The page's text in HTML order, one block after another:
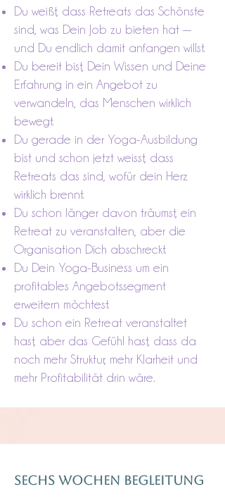
Du weißt, dass Retreats das Schönste
sind, was Dein Job zu bieten hat —
und Du endlich damit anfangen willst.
Du bereit bist, Dein Wissen und Deine
Erfahrung in ein Angebot zu
verwandeln, das Menschen wirklich
bewegt.
Du gerade in der Yoga-Ausbildung
bist und schon jetzt weisst, dass
Retreats das sind, wofür dein Herz
wirklich brennt.
Du schon länger davon träumst, ein
Retreat zu veranstalten, aber die
Organisation Dich abschreckt.
Du Dein Yoga-Business um ein
profitables Angebotssegment
erweitern möchtest.
Du schon ein Retreat veranstaltet
hast, aber das Gefühl hast, dass da
noch mehr Struktur, mehr Klarheit und
mehr Profitabilität drin wäre.
Sechs Wochen Begleitung